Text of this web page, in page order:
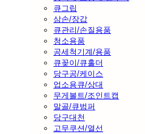
큐그립
삼손/장갑
큐관리/손질용품
청소용품
공세척기계/용품
큐꽂이/큐홀더
당구공/케이스
업소용큐/상대
무게볼트/조인트캡
말골/큐범퍼
당구대천
고무쿠션/열선